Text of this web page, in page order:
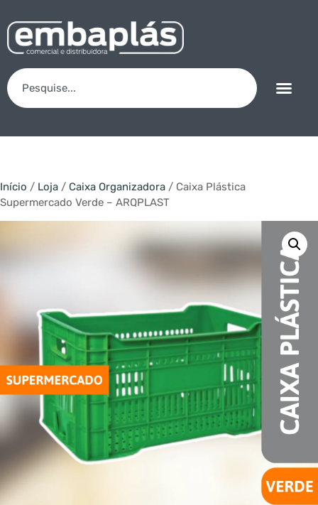
Início / Loja / Caixa Organizadora / Caixa Plástica
Supermercado Verde – ARQPLAST